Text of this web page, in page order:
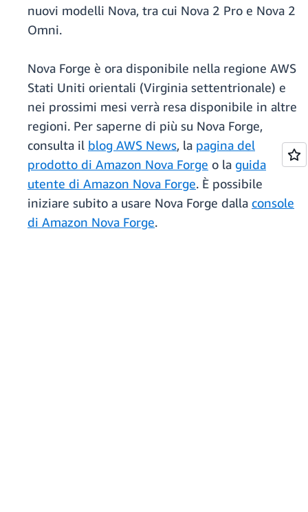
nuovi modelli Nova, tra cui Nova 2 Pro e Nova 2
Omni.
Nova Forge è ora disponibile nella regione AWS
Stati Uniti orientali (Virginia settentrionale) e
nei prossimi mesi verrà resa disponibile in altre
regioni. Per saperne di più su Nova Forge,
consulta il blog AWS News, la pagina del
prodotto di Amazon Nova Forge o la guida
utente di Amazon Nova Forge. È possibile
iniziare subito a usare Nova Forge dalla console
di Amazon Nova Forge.